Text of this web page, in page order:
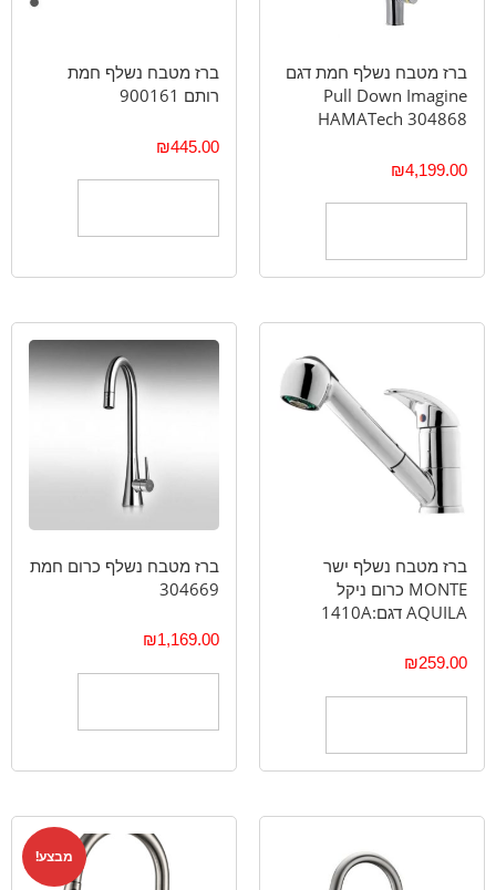
ברז מטבח נשלף חמת דגם
Pull Down Imagine
HAMATech 304868
₪4,199.00
ברז מטבח נשלף חמת
רותם 900161
₪445.00
ברז מטבח נשלף ישר
MONTE כרום ניקל
AQUILA דגם:1410A
₪259.00
ברז מטבח נשלף כרום חמת
304669
₪1,169.00
מבצע!